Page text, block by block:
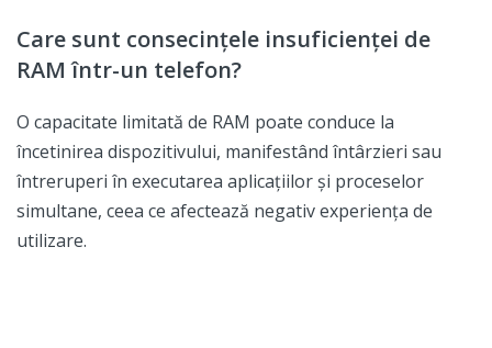
Care sunt consecințele insuficienței de
RAM într-un telefon?
O capacitate limitată de RAM poate conduce la
încetinirea dispozitivului, manifestând întârzieri sau
întreruperi în executarea aplicațiilor și proceselor
simultane, ceea ce afectează negativ experiența de
utilizare.